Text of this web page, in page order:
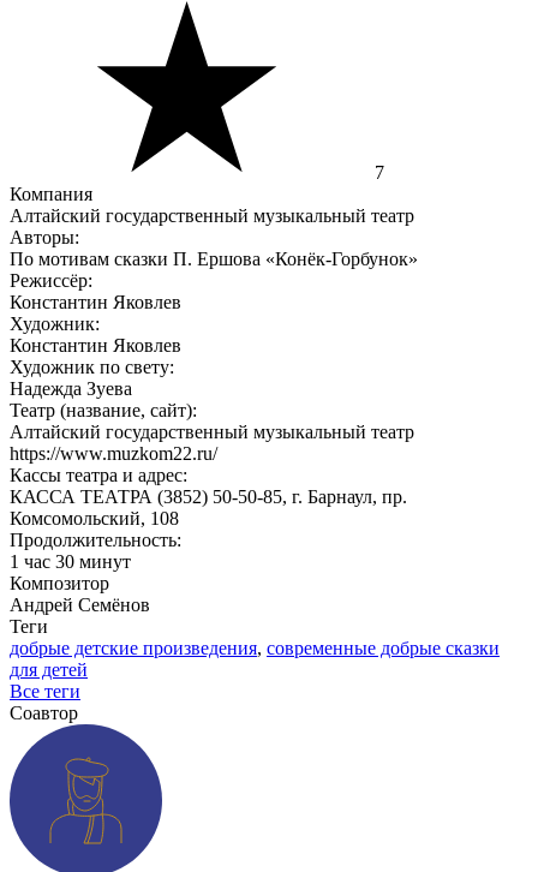
7
Компания
Алтайский государственный музыкальный театр
Авторы:
По мотивам сказки П. Ершова «Конёк-Горбунок»
Режиссёр:
Константин Яковлев
Художник:
Константин Яковлев
Художник по свету:
Надежда Зуева
Театр (название, сайт):
Алтайский государственный музыкальный театр
https://www.muzkom22.ru/
Кассы театра и адрес:
КАССА ТЕАТРА (3852) 50-50-85, г. Барнаул, пр.
Комсомольский, 108
Продолжительность:
1 час 30 минут
Композитор
Андрей Семёнов
Теги
добрые детские произведения, современные добрые сказки
для детей
Все теги
Соавтор